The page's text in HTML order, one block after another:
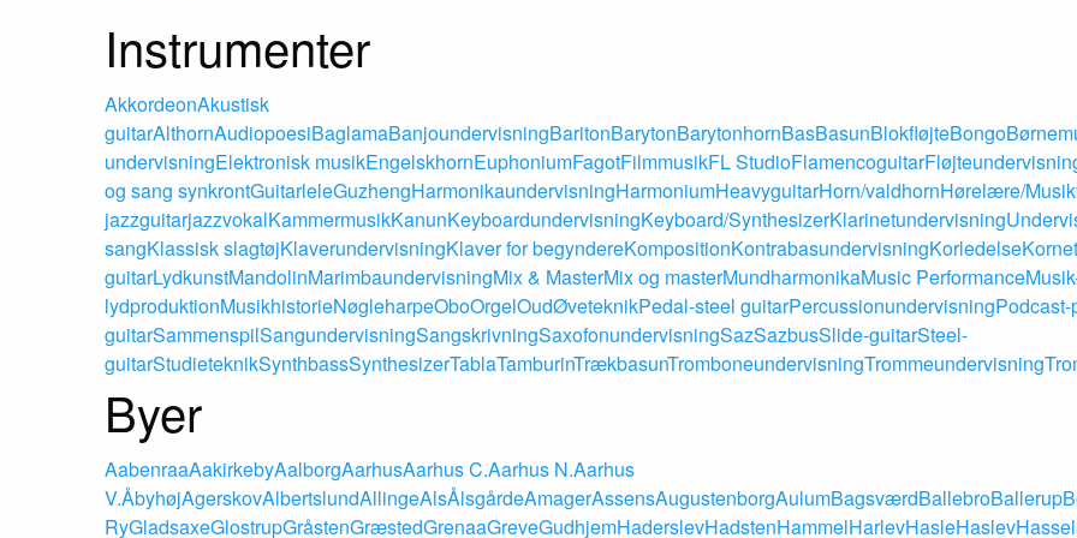
Instrumenter
AkkordeonAkustisk
guitarAlthornAudiopoesiBaglamaBanjoundervisningBaritonBarytonBarytonhornBasBasunBlokfløjteBongo
undervisningElektronisk musikEngelskhornEuphoniumFagotFilmmusikFL StudioFlamencoguitar
og sang synkrontGuitarleleGuzhengHarmonikaundervisningHarmoniumHeavyguitarHorn/valdhornHørelære/
jazzguitarjazzvokalKammermusikKanunKeyboardundervisningKeyboard/SynthesizerKlarinetundervisning
sangKlassisk slagtøjKlaverundervisningKlaver for begyndereKompositionKontrabasundervisningKorledelseKornet
guitarLydkunstMandolinMarimbaundervisningMix & MasterMix og masterMundharmonikaMusic Performance
lydproduktionMusikhistorieNøgleharpeOboOrgelOudØveteknikPedal-steel guitarPercussionundervisning
guitarSammenspilSangundervisningSangskrivningSaxofonundervisningSazSazbusSlide-guitarSteel-
guitarStudieteknikSynthbassSynthesizerTablaTamburinTrækbasunTromboneundervisningTrommeundervisning
Byer
AabenraaAakirkebyAalborgAarhusAarhus C.Aarhus N.Aarhus
V.ÅbyhøjAgerskovAlbertslundAllingeAlsÅlsgårdeAmagerAssensAugustenborgAulumBagsværdBallebroBallerup
RyGladsaxeGlostrupGråstenGræstedGrenaaGreveGudhjemHaderslevHadstenHammelHarlevHasleHaslev